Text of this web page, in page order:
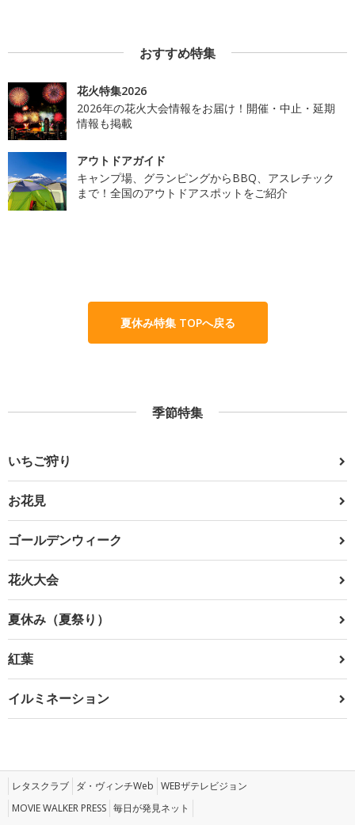
おすすめ特集
花火特集2026
2026年の花火大会情報をお届け！開催・中止・延期
情報も掲載
アウトドアガイド
キャンプ場、グランピングからBBQ、アスレチック
まで！全国のアウトドアスポットをご紹介
夏休み特集 TOPへ戻る
季節特集
いちご狩り
お花見
ゴールデンウィーク
花火大会
夏休み（夏祭り）
紅葉
イルミネーション
レタスクラブ ダ・ヴィンチWeb WEBザテレビジョン
MOVIE WALKER PRESS 毎日が発見ネット